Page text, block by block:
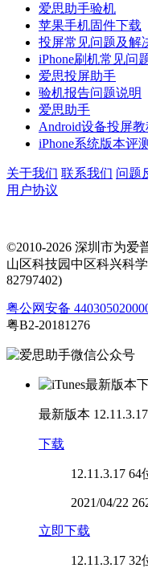
爱思助手验机
苹果手机固件下载
投屏常见问题及解
iPhone刷机常见问
爱思投屏助手
验机报告问题说明
爱思助手
Android设备投屏教
iPhone系统版本评测
关于我们 联系我们 问题
用户协议
©2010-2026 深圳市为爱
山区科技园中区科兴科
82797402)
粤公网安备
粤B2-20181276
最新版本 12.11.3.17
下载
12.11.3.17 64
2021/04/22
立即下载
12.11.3.17 32